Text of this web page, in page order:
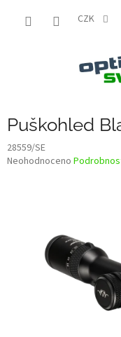
CZK
Puškohled
28559/SE
Průměrné
hvězdiček.
Neohodnoceno